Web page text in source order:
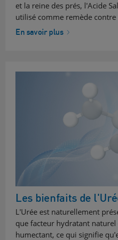
et la reine des prés, l'Acide
utilisé comme remède
En savoir plus
Les bienfaits de
L'Urée est naturellement
que facteur hydratant naturel
humectant, ce qui signifie